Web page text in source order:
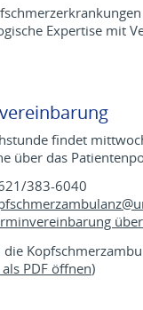
Expertise mit
findet
über das
383-6040
die
PDF öffnen)